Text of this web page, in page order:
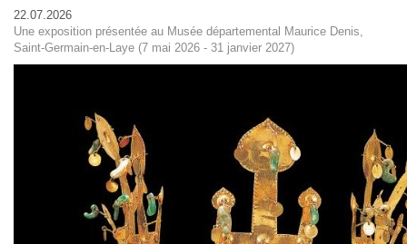
22.07.2026
Une exposition présentée au Musée départemental Maurice Denis,
Saint-Germain-en-Laye (7 mai 2026 - 31 janvier 2027)